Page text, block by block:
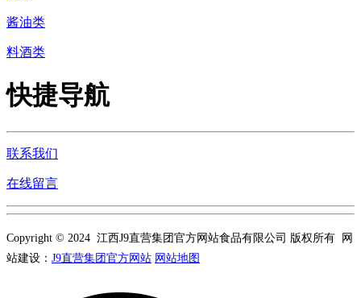
酱油类
料酒类
快捷导航
联系我们
在线留言
Copyright © 2024 江西J9直营集团官方网站食品有限公司 版权所有 网
站建设： J9直营集团官方网站 网站地图